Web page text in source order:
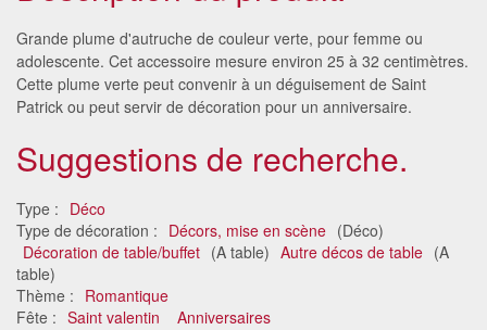
Grande plume d'autruche de couleur verte, pour femme ou
adolescente. Cet accessoire mesure environ 25 à 32 centimètres.
Cette plume verte peut convenir à un déguisement de Saint
Patrick ou peut servir de décoration pour un anniversaire.
Suggestions de recherche.
Type : Déco
Type de décoration : Décors, mise en scène (Déco)
Décoration de table/buffet (A table) Autre décos de table (A
table)
Thème : Romantique
Fête : Saint valentin Anniversaires